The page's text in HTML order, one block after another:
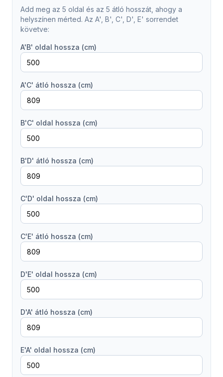
Add meg az 5 oldal és az 5 átló hosszát, ahogy a
helyszínen mérted. Az A', B', C', D', E' sorrendet
követve:
A'B' oldal hossza (cm)
A'C' átló hossza (cm)
B'C' oldal hossza (cm)
B'D' átló hossza (cm)
C'D' oldal hossza (cm)
C'E' átló hossza (cm)
D'E' oldal hossza (cm)
D'A' átló hossza (cm)
E'A' oldal hossza (cm)